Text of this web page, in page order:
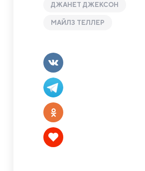
ДЖАНЕТ ДЖЕКСОН
МАЙЛЗ ТЕЛЛЕР